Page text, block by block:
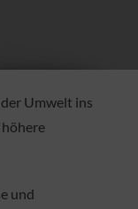
Umwelt ins
und